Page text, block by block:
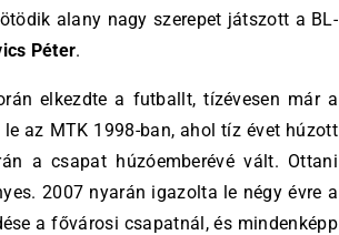
alany nagy szerepet játszott a BL-
Péter.
elkezdte a futballt, tízévesen már a
az MTK 1998-ban, ahol tíz évet húzott
a csapat húzóemberévé vált. Ottani
2007 nyarán igazolta le négy évre a
a fővárosi csapatnál, és mindenképp